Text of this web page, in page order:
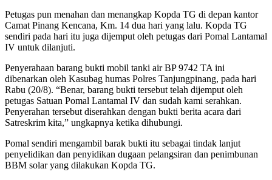
Petugas pun menahan dan menangkap Kopda TG di depan kantor
Camat Pinang Kencana, Km. 14 dua hari yang lalu. Kopda TG
sendiri pada hari itu juga dijemput oleh petugas dari Pomal Lantamal
IV untuk dilanjuti.
Penyerahaan barang bukti mobil tanki air BP 9742 TA ini
dibenarkan oleh Kasubag humas Polres Tanjungpinang, pada hari
Rabu (20/8). “Benar, barang bukti tersebut telah dijemput oleh
petugas Satuan Pomal Lantamal IV dan sudah kami serahkan.
Penyerahan tersebut diserahkan dengan bukti berita acara dari
Satreskrim kita,” ungkapnya ketika dihubungi.
Pomal sendiri mengambil barak bukti itu sebagai tindak lanjut
penyelidikan dan penyidikan dugaan pelangsiran dan penimbunan
BBM solar yang dilakukan Kopda TG.